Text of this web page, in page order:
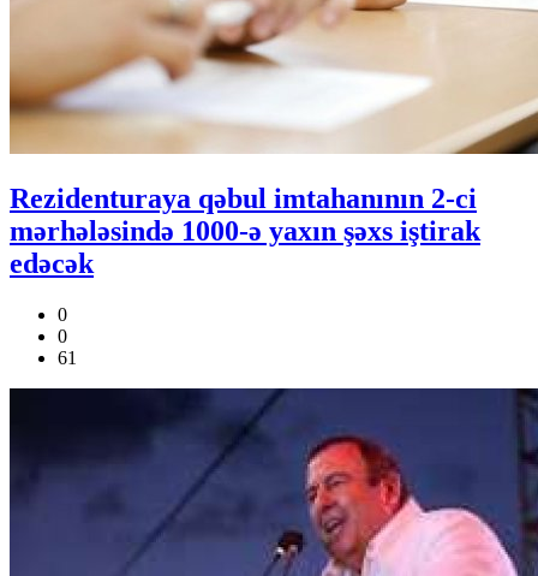
Rezidenturaya qəbul imtahanının 2-ci
mərhələsində 1000-ə yaxın şəxs iştirak
edəcək
0
0
61